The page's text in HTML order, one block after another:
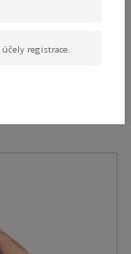
účely registrace.